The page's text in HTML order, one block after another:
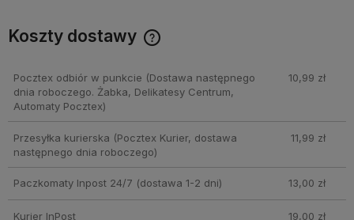
Koszty dostawy
Pocztex odbiór w punkcie (Dostawa następnego
dnia roboczego. Żabka, Delikatesy Centrum,
Automaty Pocztex)
10,99 zł
Przesyłka kurierska (Pocztex Kurier, dostawa
następnego dnia roboczego)
11,99 zł
Paczkomaty Inpost 24/7 (dostawa 1-2 dni) 13,00 zł
Kurier InPost 19,00 zł